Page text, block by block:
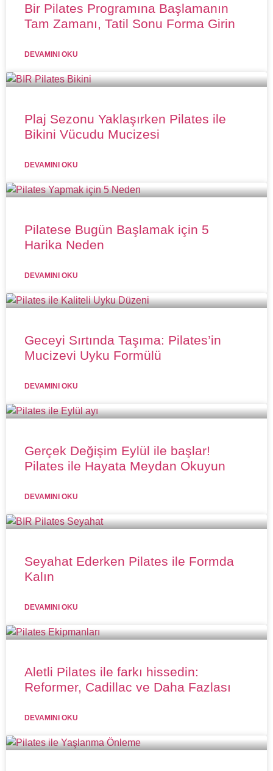
Bir Pilates Programına Başlamanın
Tam Zamanı, Tatil Sonu Forma Girin
DEVAMINI OKU
Plaj Sezonu Yaklaşırken Pilates ile
Bikini Vücudu Mucizesi
DEVAMINI OKU
Pilatese Bugün Başlamak için 5
Harika Neden
DEVAMINI OKU
Geceyi Sırtında Taşıma: Pilates’in
Mucizevi Uyku Formülü
DEVAMINI OKU
Gerçek Değişim Eylül ile başlar!
Pilates ile Hayata Meydan Okuyun
DEVAMINI OKU
Seyahat Ederken Pilates ile Formda
Kalın
DEVAMINI OKU
Aletli Pilates ile farkı hissedin:
Reformer, Cadillac ve Daha Fazlası
DEVAMINI OKU